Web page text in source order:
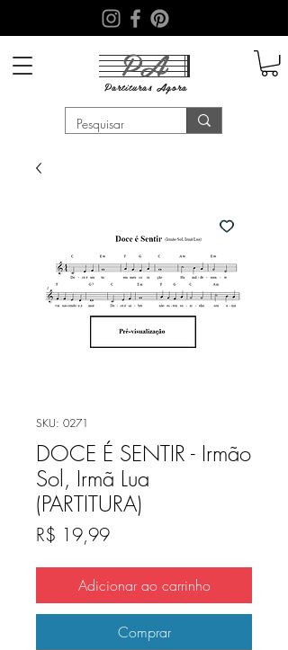
PA
Partituras Agora
SKU: 0271
DOCE É SENTIR - Irmão
Sol, Irmã Lua
(PARTITURA)
R$ 19,99Preço
Adicionar ao carrinho
Comprar